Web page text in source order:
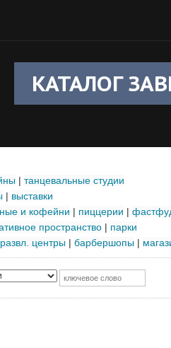
КАТАЛОГ
| танцевальные студии
| выставки
и кофейни | пиццерии |
пространство | парки
центры | барбершопы |